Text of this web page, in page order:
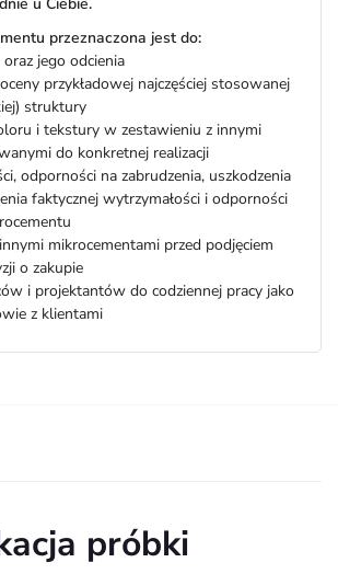
przeznaczona jest do:
jego odcienia
przykładowej najczęściej stosowanej
struktury
i tekstury w zestawieniu z innymi
do konkretnej realizacji
odporności na zabrudzenia, uszkodzenia
faktycznej wytrzymałości i odporności
mikrocementami przed podjęciem
o zakupie
i projektantów do codziennej pracy jako
z klientami
próbki